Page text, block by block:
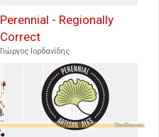
Perennial - Regionally
Correct
Γιώργος Ιορδανίδης